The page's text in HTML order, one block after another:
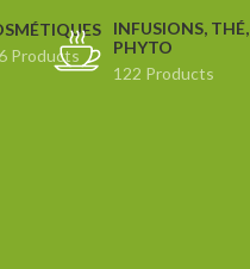
Products
INFUSIONS, THÉ,
PHYTO
122 Products